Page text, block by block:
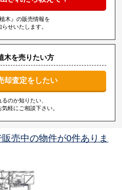
木』の販売情報を
せいたします。
木を売りたい方
却査定をしたい
のか知りたい、
軽にご相談下さい。
販売中の物件が0件ありま